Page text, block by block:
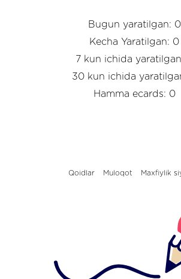
Bugun yaratilgan: 0
Kecha Yaratilgan: 0
7 kun ichida
30 kun ichida
Hamma ecards: 0
Qoidlar Muloqot Maxfiylik